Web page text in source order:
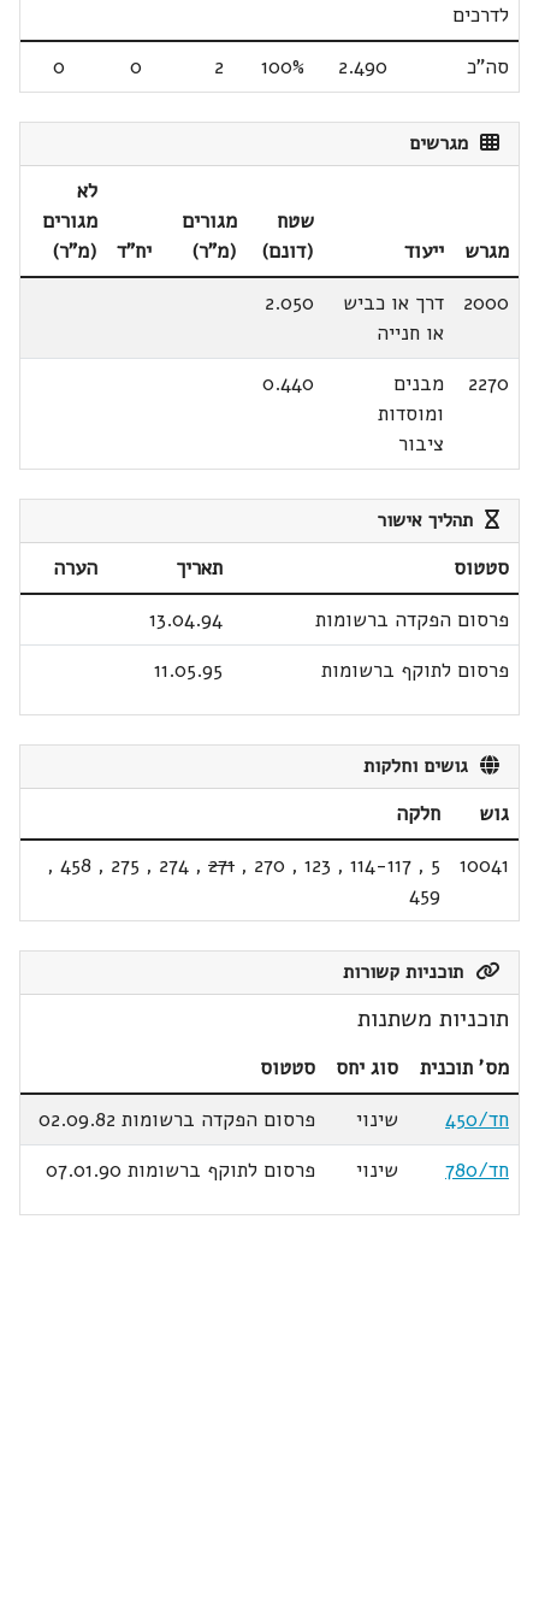
לדרכים
סה"כ 2.490
100%
2
0
0
מגרשים
מגרש ייעוד
שטח
(דונם)
מגורים
(מ"ר)
יח"ד
לא
מגורים
(מ"ר)
2000
דרך או כביש
או חנייה
2.050
2270
מבנים
ומוסדות
ציבור
0.440
תהליך אישור
סטטוס תאריך
הערה
פרסום הפקדה ברשומות
13.04.94
פרסום לתוקף ברשומות
11.05.95
גושים וחלקות
גוש
חלקה
10041
5
,
114-117
,
123
,
270
,
271
,
274
,
275
,
458
,
459
תוכניות קשורות
תוכניות משתנות
מס' תוכנית סוג יחס
סטטוס
חד/450
שינוי
פרסום הפקדה ברשומות 02.09.82
חד/780
שינוי פרסום לתוקף ברשומות 07.01.90